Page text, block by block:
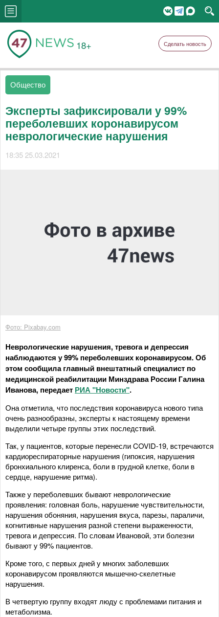
18+ Сделать новость
Общество
Эксперты зафиксировали у 99%
переболевших коронавирусом
неврологические нарушения
18:35 25.03.2021
Фото: Pixabay.com
Неврологические нарушения, тревога и депрессия
наблюдаются у 99% переболевших коронавирусом. Об
этом сообщила главный внештатный специалист по
медицинской реабилитации Минздрава России Галина
Иванова, передает РИА "Новости".
Она отметила, что последствия коронавируса нового типа
очень разнообразны, эксперты к настоящему времени
выделили четыре группы этих последствий.
Так, у пациентов, которые перенесли COVID-19, встречаются
кардиореспираторные нарушения (гипоксия, нарушения
бронхиального клиренса, боли в грудной клетке, боли в
сердце, нарушение ритма).
Также у переболевших бывают неврологические
проявления: головная боль, нарушение чувствительности,
нарушения обоняния, нарушения вкуса, парезы, параличи,
когнитивные нарушения разной степени выраженности,
тревога и депрессия. По словам Ивановой, эти болезни
бывают у 99% пациентов.
Кроме того, с первых дней у многих заболевших
коронавирусом проявляются мышечно-скелетные
нарушения.
В четвертую группу входят люду с проблемами питания и
метаболизма.